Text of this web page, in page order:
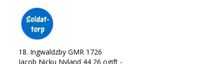
18. Ingwaldzby GMR 1726
Jacob Nicku Nyland 44 26 ogift -